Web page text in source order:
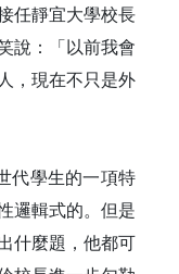
任靜宜大學校長
說：「以前我會
，現在不只是外
代學生的一項特
邏輯式的。但是
什麼題，他都可